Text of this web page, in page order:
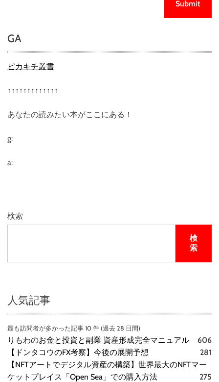
GA
ピカキチ叢書
↑↑↑↑↑↑↑↑↑↑↑↑↑
あなたの読みたい本がここにある！
g:
a:
検索
検
索
人気記事
最も訪問者が多かった記事 10 件 (過去 28 日間)
りもわのお金と投資と副業 資産形成完全マニュアル
606
【ドンタコウのFX考察】今後の展開予想
281
【NFTアートでデジタル資産の構築】世界最大のNFTマー
ケットプレイス「Open Sea」での購入方法
275